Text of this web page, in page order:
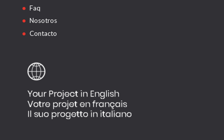
Faq
Nosotros
Contacto